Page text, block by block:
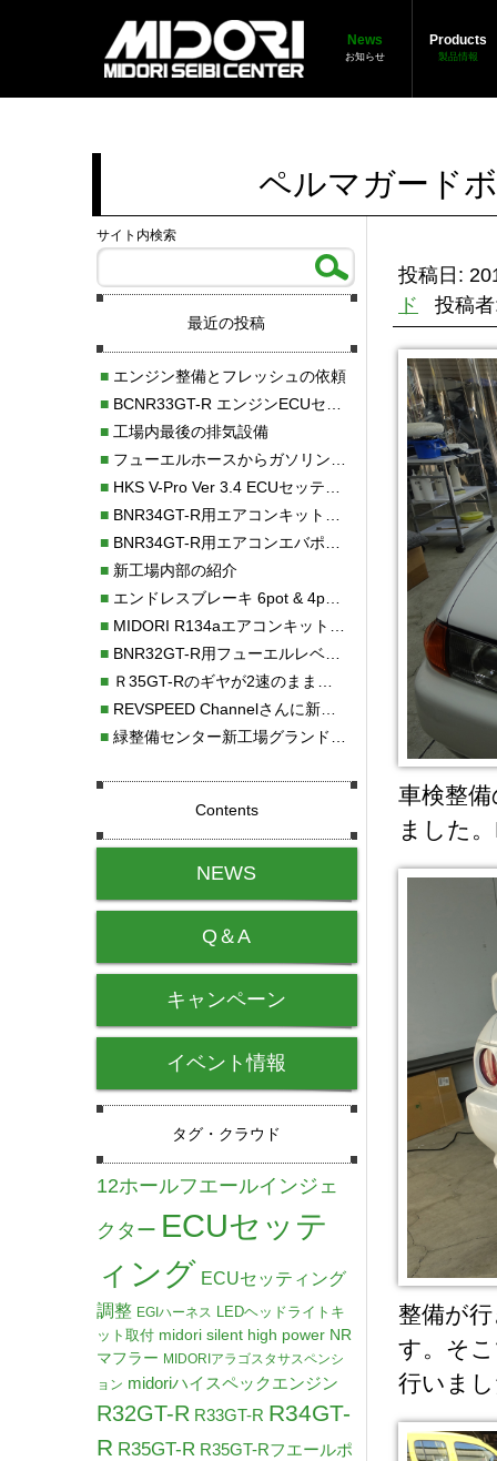
News
お知らせ
Products
製品情報
ペルマガード
投稿日:
ド
投稿
車検整
ました
整備が
す。そ
行いま
サイト内検索
最近の投稿
■エンジン整備とフレッシュの依頼
■BCNR33GT-R エンジンECUセッティング調整
■工場内最後の排気設備
■フューエルホースからガソリン漏れ
■HKS V-Pro Ver 3.4 ECUセッティング
■BNR34GT-R用エアコンキット新発売！！
■BNR34GT-R用エアコンエバポレーターを新発売！！
■新工場内部の紹介
■エンドレスブレーキ 6pot & 4potオーバーホール
■MIDORI R134aエアコンキットタイプⅡ取り付け
■BNR32GT-R用フューエルレベルセンサー新発売！！
■Ｒ35GT-Rのギヤが2速のまま変速しない！！
■REVSPEED Channelさんに新社屋を紹介していただきました!!
■緑整備センター新工場グランドオープン・続報
Contents
NEWS
Q＆A
キャンペーン
イベント情報
タグ・クラウド
12ホールフエールインジェ
クター ECUセッテ
ィング ECUセッティング
調整 EGIハーネス LEDヘッドライトキ
ット取付 midori silent high power NR
マフラー MIDORIアラゴスタサスペンシ
ョン midoriハイスペックエンジン
R32GT-R R33GT-R R34GT-
R R35GT-R R35GT-Rフエールポ